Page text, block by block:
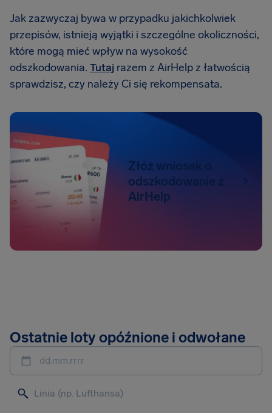
Jak zazwyczaj bywa w przypadku jakichkolwiek
przepisów, istnieją wyjątki i szczególne okoliczności,
które mogą mieć wpływ na wysokość
odszkodowania. Tutaj razem z AirHelp z łatwością
sprawdzisz, czy należy Ci się rekompensata.
Złóż wniosek o
odszkodowanie z
AirHelp
Ostatnie loty opóźnione i odwołane
dd.mm.rrrr